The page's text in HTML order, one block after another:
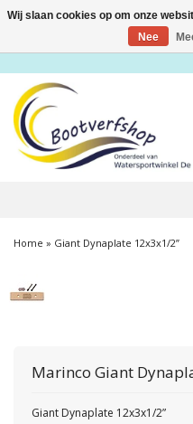
Toggle
Home » Giant Dynaplate 12x3x1/2”
Marinco Giant
Giant Dynaplate 12x3x1/2”
Wij slaan cookies op om onze
Nee